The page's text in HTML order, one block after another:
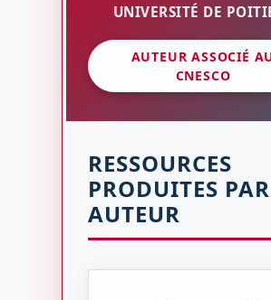
UNIVERSITÉ DE
AUTEUR ASSOCIÉ
CNESCO
RESSOURCES
PRODUITES
AUTEUR